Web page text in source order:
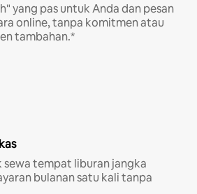
yang pas untuk Anda dan pesan
online, tanpa komitmen atau
tambahan.*
sewa tempat liburan jangka
bulanan satu kali tanpa